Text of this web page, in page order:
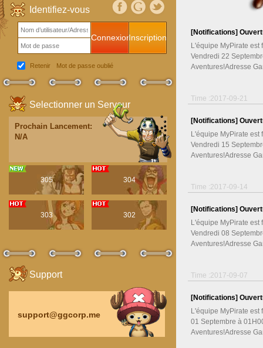
Identifiez-vous
ConnexionInscription
Retenir Mot de passe oublié
Selectionner un Serveur
Prochain Lancement:
N/A
305 304
303 302
Support
support@ggcorp.me
[Notifications]
L'équipe MyPirate est
Vendredi 22
Aventures!Adresse
Time :2017-09-21
[Notifications]
L'équipe MyPirate
Vendredi 15
Aventures!Adresse
Time :2017-09-14
[Notifications]
L'équipe MyPirate est
Vendredi 08
Aventures!Adresse
Time :2017-09-07
[Notifications]
L'équipe MyPirate est
01 Septembre à
Aventures!Adresse